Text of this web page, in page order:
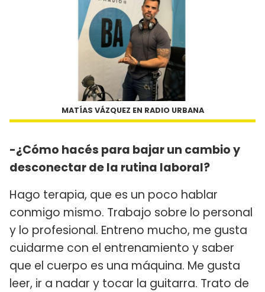
MATÍAS VÁZQUEZ EN RADIO URBANA
-¿Cómo hacés para bajar un cambio y
desconectar de la rutina laboral?
Hago terapia, que es un poco hablar
conmigo mismo. Trabajo sobre lo personal
y lo profesional. Entreno mucho, me gusta
cuidarme con el entrenamiento y saber
que el cuerpo es una máquina. Me gusta
leer, ir a nadar y tocar la guitarra. Trato de